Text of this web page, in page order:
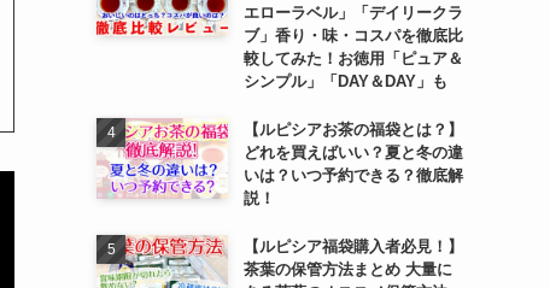
エローラベル」「デイリークラ
ブ」香り・味・コスパを徹底比
較してみた！お徳用「ピュア＆
シンプル」「DAY＆DAY」も
【ルピシアお茶の福袋とは？】
どれを買えばいい？夏と冬の違
いは？いつ予約できる？徹底解
説！
【ルピシア福袋購入者必見！】
茶葉の保管方法まとめ 大量に